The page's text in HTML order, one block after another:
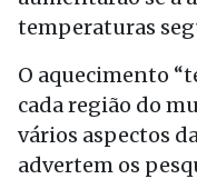
temperaturas
O aquecimento
cada região do
vários aspectos
advertem os